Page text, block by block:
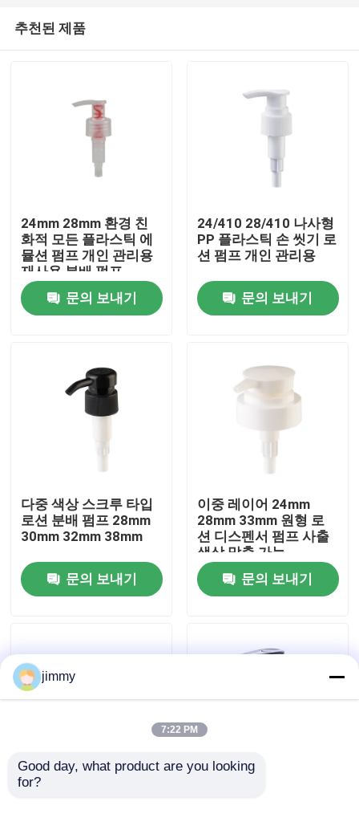
우리에 대하여
공장 여행
연락주세요
경우
추천된 제품
24mm 28mm 환경 친
화적 모든 플라스틱 에
뮬션 펌프 개인 관리용
재사용 분배 펌프
문의 보내기
24/410 28/410 나사형
PP 플라스틱 손 씻기 로
션 펌프 개인 관리용
문의 보내기
다중 색상 스크루 타입
로션 분배 펌프 28mm
30mm 32mm 38mm
문의 보내기
이중 레이어 24mm
28mm 33mm 원형 로
션 디스펜서 펌프 사출
색상 맞춤 가능
문의 보내기
나사형 외부 스프링 플
jimmy
7:22 PM
Good day, what product are you looking
for?